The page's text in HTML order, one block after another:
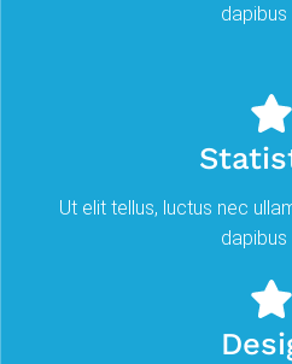
dapibus
Ut elit tellus, luctus nec
dapibus